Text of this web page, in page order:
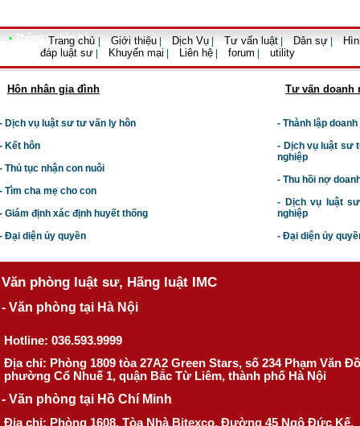
• Thông tin liên hệ
Trang chủ Giới thiệu Dịch Vụ Tư vấn luật Dân sự
đáp luật sư
Khuyến mại Liên hệ forum utility
Hôn nhân gia đình
Dịch vụ luật sư tư vấn ly hôn
Kết hôn
Thủ tục nhận con nuôi
Tìm cha mẹ cho con
Giám định xác định huyết thống
Đại diện ủy quyền
Tư vấn doanh
- Thành lập
- Dịch vụ luật sư t
nghiệp
- Thu hồi nợ
- Dịch vụ luật
nghiệp
- Đại diện ủy
Văn phòng luật sư, Hãng luật IMC
- Văn phòng tại Hà Nội
Hotline: 036.593.9999
Địa chỉ: Phòng 1809 tòa 27A2 Green Stars, số 234 Phạm Văn
phường Cổ Nhuế 1, quận Bắc Từ Liêm, thành phố Hà Nội
- Văn phòng tại Hồ Chí Minh
Địa chỉ: Phòng 1608, Tòa Nhà Bitexco, Đường 45 Ngô Đức Kế,